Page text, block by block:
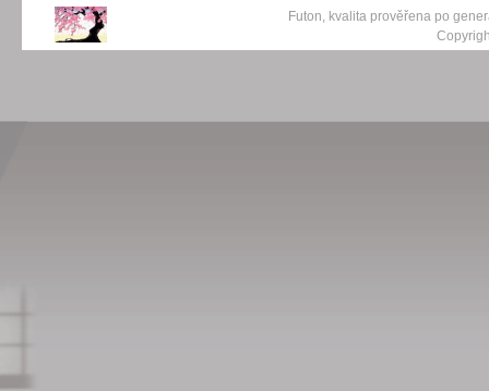
Futon, kvalita prověřena po